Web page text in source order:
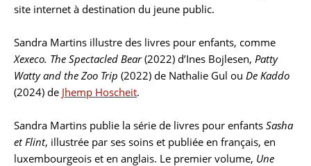
site internet à destination du jeune public.
Sandra Martins illustre des livres pour enfants, comme
Xexeco. The Spectacled Bear(2022) d’Ines Bojlesen, Patty
Watty and the Zoo Trip (2022) de Nathalie Gul ou De Kaddo
(2024) de Jhemp Hoscheit.
Sandra Martins publie la série de livres pour enfants Sasha
et Flint, illustrée par ses soins et publiée en français, en
luxembourgeois et en anglais. Le premier volume, Une